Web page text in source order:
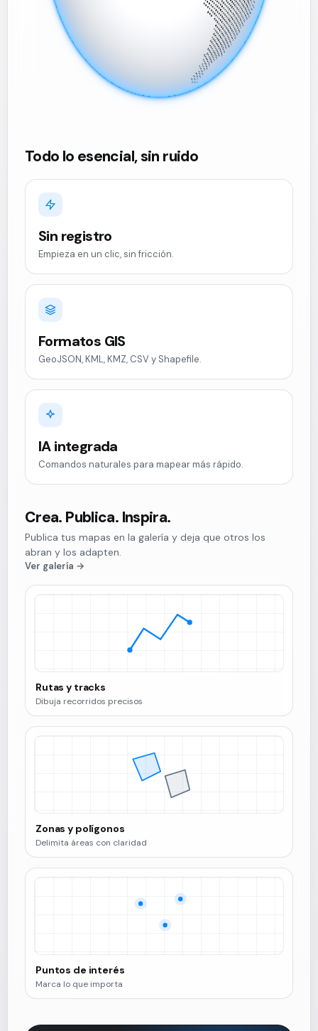
Todo lo esencial, sin ruido
Sin registro
Empieza en un clic, sin fricción.
Formatos GIS
GeoJSON, KML, KMZ, CSV y Shapefile.
IA integrada
Comandos naturales para mapear más rápido.
Crea. Publica. Inspira.
Publica tus mapas en la galería y deja que otros los
abran y los adapten.
Ver galería →
Rutas y tracks
Dibuja recorridos precisos
Zonas y polígonos
Delimita áreas con claridad
Puntos de interés
Marca lo que importa